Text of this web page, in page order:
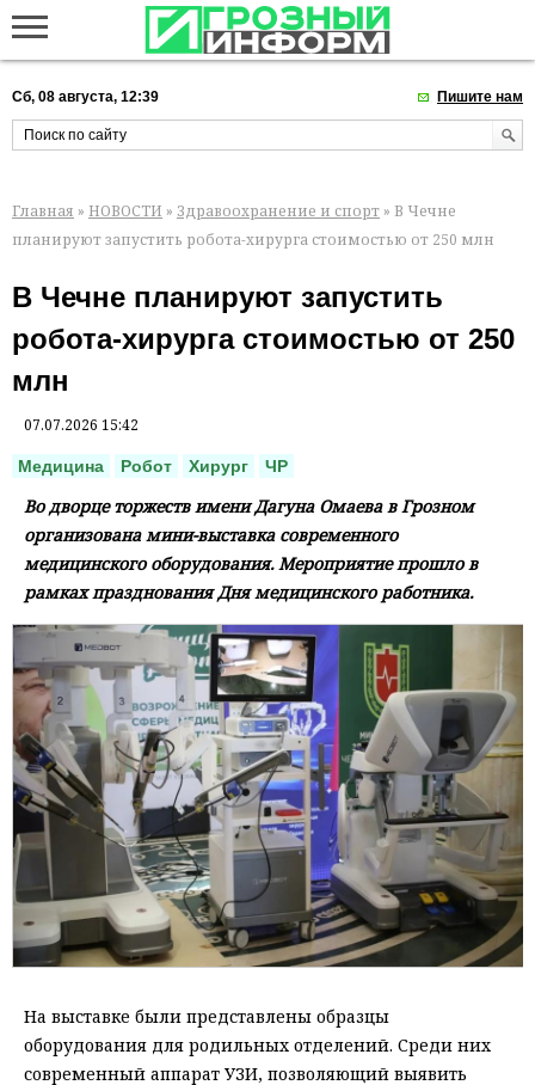
Сб, 08 августа, 12:39 Пишите нам
Главная » НОВОСТИ » Здравоохранение и спорт » В Чечне
планируют запустить робота-хирурга стоимостью от 250 млн
В Чечне планируют запустить
робота-хирурга стоимостью от 250
млн
07.07.2026 15:42
Медицина Робот Хирург ЧР
Во дворце торжеств имени Дагуна Омаева в Грозном
организована мини-выставка современного
медицинского оборудования. Мероприятие прошло в
рамках празднования Дня медицинского работника.
На выставке были представлены образцы
оборудования для родильных отделений. Среди них
современный аппарат УЗИ, позволяющий выявить